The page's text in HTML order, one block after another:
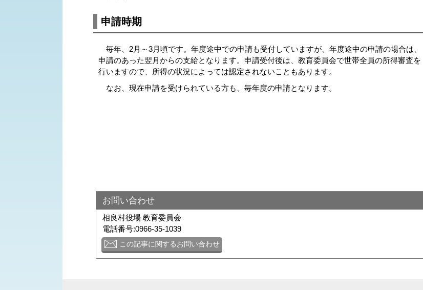
申請時期
毎年、2月～3月頃です。年度途中での申請も受付していますが、年度途中の申請の場合は、
申請のあった翌月からの支給となります。申請受付後は、教育委員会で世帯全員の所得審査を
行いますので、所得の状況によっては認定されないこともあります。
なお、現在申請を受けられている方も、毎年度の申請となります。
お問い合わせ
相良村役場 教育委員会
電話番号:0966-35-1039
この記事に関するお問い合わせ